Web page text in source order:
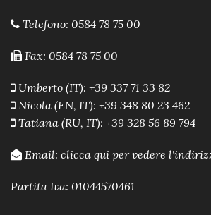
Telefono: 0584 78 75 00
Fax: 0584 78 75 00
Umberto (IT): +39 337 71 33 82
Nicola (EN, IT): +39 348 80 23 462
Tatiana (RU, IT): +39 328 56 89 794
Email: clicca qui per vedere
Partita Iva: 01044570461